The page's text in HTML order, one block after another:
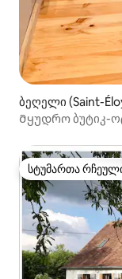
ბეღელი (Saint-
Მყუდრო ბუტიკ-
სტუმართა
სტუმართა